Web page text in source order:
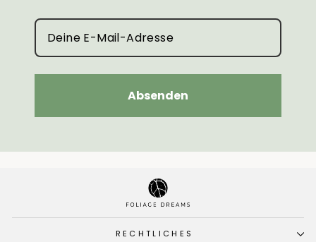
Absenden
RECHTLICHES